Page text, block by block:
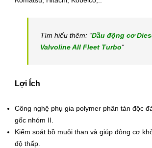
Tìm hiểu thêm: “Dầu động cơ
Valvoline All Fleet Turbo“
Lợi Ích
Công nghệ phụ gia polymer phân tán độc
gốc nhóm II.
Kiểm soát bồ muội than và giúp động cơ
độ thấp.